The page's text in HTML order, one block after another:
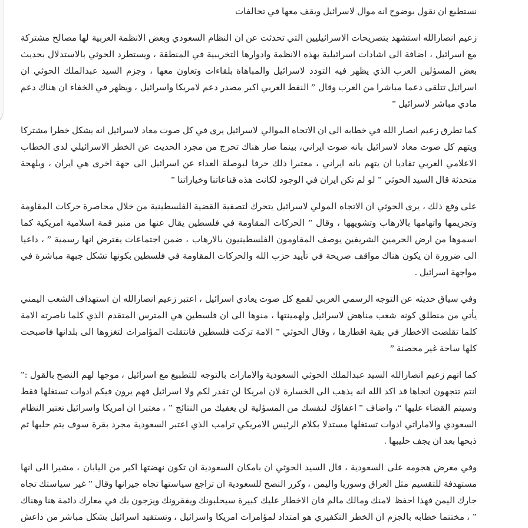
نستطيع ان نقول بوضوح انه موال لاسرائيل ويقف معها في تحالفات
زعيم انصارالله استشهد بتصريحات الاسرائيليين التي تحدثت عن ان النظام السعودي وبعض الانظمة العربية لها مصالح مشتركة
مع اسرائيل ، اضافة الى اشادات اسرائيلية بهذه الانظمة وادوارها التخريبية في المنطقة ، ويستطرد الحوثي بالاستدلال بحديث
بعض المسؤلين العرب الذي يظهر فيه التودد لاسرائيل والمباهاة بلقاءات وتعاون معها ، وجزم السيد عبدالملك الحوثي ان
اسرائيل تتلقى دعما مباشرا من العرب وقال ” النفط العربي اكبر مصدر دعم لامريكا واسرائيل ، ويظهر في الخفاء ان هناك دعم
مادي مباشر لاسرائيل ”
كما تطرق زعيم انصار الله في خطابه الى ان الاتجاه الموالي لاسرائيل يرى في كل صوت معاد لاسرائيل انه يشكل خطرا مشتركا
ويتهم كل صوت معاد لاسرائيل بانه صوت ايراني، بينما صار هناك تحرج من مجرد الحديث عن الخطر الاسرائيلي لدى الخطاب
الاعلامي العربي تفاديا ان يتهم بانه ايراني ، معتبرا ذلك حرفا لبوصلة العداء عن اسرائيل الى جهة اخرى هي ايران ، وبلهجة
متحدثة قال السيد الحوثي ” لو لم تكن ايران في الوجود لكانت هذه قناعاتنا وخياراتنا ”
على وقع ذلك ، يرى الحوثي ان الاتجاه المولي لاسرائيل يتحرك لتصفية القضية الفلسطينية من خلال محاصرة حركات المقاومة
وتجريمها واتهامها بالارهاب وتشويهها ، وقال ” الحركات المقاومة في فلسطين يقال عنها من منبر قمة اسلامية امريكية كما
اسموها من ارض الحرمين الشريفين يوصف المقاومون الفلسطينيون بالارهاب ، ضمن اجتماعات يفترض انها رسمية ” ، داعيا
الى ضرورة ان يكون هناك مواقف صريحة في تأييد حزب الله والحركات المقاومة في فلسطين بكونها تشكل جبهة مباشرة في
مواجهة اسرائيل .
وفي سياق حديثه عن التوجه الرسمي العربي لقمع كل صوت يعادي اسرائيل ، اعتبر زعيم انصارالله ان استهداف الشعب اليمني
يأتي من منطلق كونه شعب مناهض لاسرائيل ولهمينتها ، منوها الى ان فلسطين هي المترس المتقدم الذي كلما ناصرته الامة
كلما تقلصت الاخطار في بقية اقطارها ، وقال الحوثي ” الامة تركت فلسطين فانتقلت المؤامرات لتغزوها الى بلدانها فاصبحت
كلها ساحة غير محصنة ”
كما اتهم زعيم انصارالله السيد عبدالملك الحوثي السعودية والامارات بالتوجه للتطبيع مع اسرائيل ، موجها لهم النصح بالقول :”
انتم تتجهون اتجاها قد اكد الله انه يذهب الى الخسارة لان امريكا لن تقدر لكم ولا اسرائيل فهم يرون فيكم ادوات تستغلها فقط
وسيتم القضاء عليها “، واضاف ” اعفاؤك لنفسك من المسؤلية لن يعفيك من النتائج ” ، معتبرا ان امريكا واسرائيل تعتبر النظام
السعودي والاماراتي ادوات تستغلها مستدلا بكلام الرئيس الامريكي ترامب الذي اعتبر السعودية مجرد بقرة سوف يتم حلبها ثم
ذبحها بعد ان يجف حليبها .
وفي معرض هجومه على السعودية ، قال السيد الحوثي ان بامكان السعودية ان تكون نهضتها اكبر من اليابان ، مشيرا الى انها
مستهدفة للتقسيم مثل العراق وسوريا واليمن ، وكرر النصح للسعودية ان تراجع سياستها تجاه جيرانها وقال ” غير سياستك تجاه
جارك اليمن فهذا احفظ لامنك ومالك مالم فان الاخطار عليك كبيرة سيحلبونك ويفقرونك ويزجون بك في معارك دائمة هنا وهناك
” ، مختتما خطابه بالجزم ان الخطر التكفيري هو امتداد لمؤامرات امريكا واسرائيل ، وتستفيد اسرائيل بشكل مباشر من داعش